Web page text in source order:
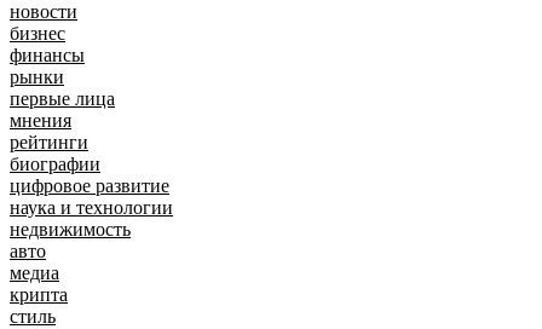
новости
бизнес
финансы
рынки
первые лица
мнения
рейтинги
биографии
цифровое развитие
наука и технологии
недвижимость
авто
медиа
крипта
стиль